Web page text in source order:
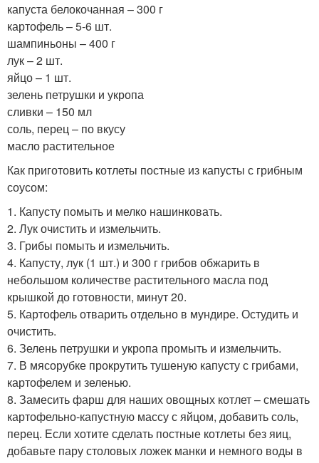
капуста белокочанная – 300 г
картофель – 5-6 шт.
шампиньоны – 400 г
лук – 2 шт.
яйцо – 1 шт.
зелень петрушки и укропа
сливки – 150 мл
соль, перец – по вкусу
масло растительное
Как приготовить котлеты постные из капусты с грибным
соусом:
1. Капусту помыть и мелко нашинковать.
2. Лук очистить и измельчить.
3. Грибы помыть и измельчить.
4. Капусту, лук (1 шт.) и 300 г грибов обжарить в
небольшом количестве растительного масла под
крышкой до готовности, минут 20.
5. Картофель отварить отдельно в мундире. Остудить и
очистить.
6. Зелень петрушки и укропа промыть и измельчить.
7. В мясорубке прокрутить тушеную капусту с грибами,
картофелем и зеленью.
8. Замесить фарш для наших овощных котлет – смешать
картофельно-капустную массу с яйцом, добавить соль,
перец. Если хотите сделать постные котлеты без яиц,
добавьте пару столовых ложек манки и немного воды в